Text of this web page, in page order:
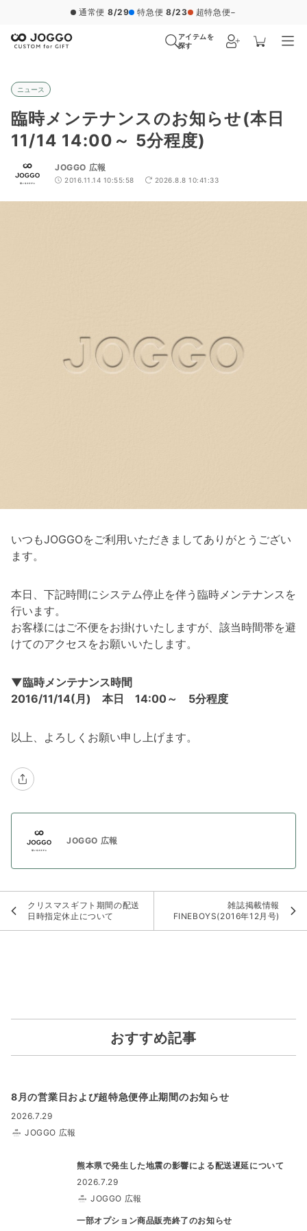
通常便 8/29 特急便 8/23 超特急便−
アイテムを
探す
ニュース
臨時メンテナンスのお知らせ(本日
11/14 14:00～ 5分程度)
JOGGO 広報
2016.11.14 10:55:58 2026.8.8 10:41:33
いつもJOGGOをご利用いただきましてありがとうござい
ます。
本日、下記時間にシステム停止を伴う臨時メンテナンスを
行います。
お客様にはご不便をお掛けいたしますが、該当時間帯を避
けてのアクセスをお願いいたします。
▼臨時メンテナンス時間
2016/11/14(月) 本日 14:00～ 5分程度
以上、よろしくお願い申し上げます。
JOGGO 広報
クリスマスギフト期間の配送
日時指定休止について
雑誌掲載情報
FINEBOYS(2016年12月号)
おすすめ記事
8月の営業日および超特急便停止期間のお知らせ
2026.7.29
JOGGO 広報
熊本県で発生した地震の影響による配送遅延について
2026.7.29
JOGGO 広報
一部オプション商品販売終了のお知らせ